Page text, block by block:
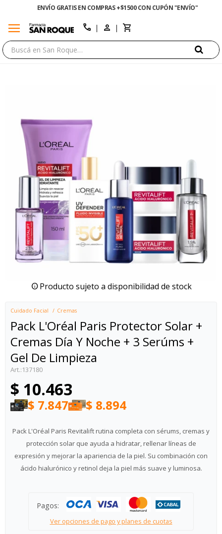
ENVÍO GRATIS EN COMPRAS +$1500 CON CUPÓN "ENVÍO"
menu call
Producto sujeto a disponibilidad de stock
Cuidado Facial Cremas
Pack L'Oréal Paris Protector Solar +
Cremas Día Y Noche + 3 Serúms +
Gel De Limpieza
137180
$ 10.463
$ 7.847 $ 8.894
Pack L'Oréal Paris Revitalift rutina completa con sérums, cremas y
protección solar que ayuda a hidratar, rellenar líneas de
expresión y mejorar la apariencia de la piel. Su combinación con
ácido hialurónico y retinol deja la piel más suave y luminosa.
Pagos:
Ver opciones de pago y planes de cuotas
close